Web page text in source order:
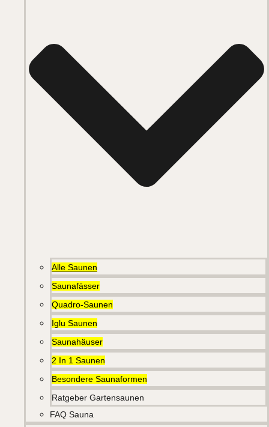
Alle Saunen
Saunafässer
Quadro-Saunen
Iglu Saunen
Saunahäuser
2 In 1 Saunen
Besondere Saunaformen
Ratgeber Gartensaunen
FAQ Sauna